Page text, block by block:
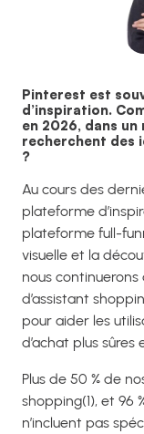
Pinterest est
d’inspiration.
en 2026, dans
recherchent des
?
Au cours des
plateforme
plateforme full-
visuelle et la
nous
d’assistant
pour aider les
d’achat plus sûres
Plus de 50 % de
shopping(1), et 96
n’incluent pas